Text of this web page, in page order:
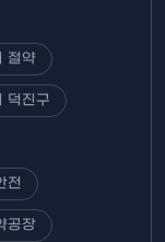
절약
덕진구
전
공장